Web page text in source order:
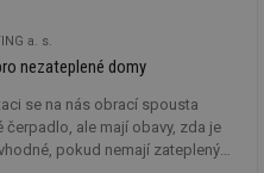
čerpadla vzduch-voda AWX
HEATING a.s.
a. s.
nezateplené domy
se na nás obrací spousta
čerpadlo, ale mají obavy, zda je
pokud nemají zateplený